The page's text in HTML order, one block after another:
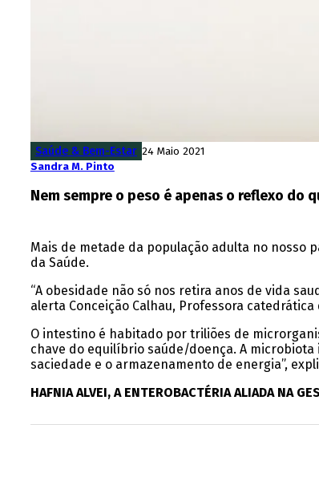
Saúde & Bem-Estar 24 Maio 2021
Sandra M. Pinto
Nem sempre o peso é apenas o reflexo do
Mais de metade da população adulta no nosso
da Saúde.
“A obesidade não só nos retira anos de vida
alerta Conceição Calhau, Professora catedrática
O intestino é habitado por triliões de
chave do equilíbrio saúde/doença. A
saciedade e o armazenamento de energia”,
HAFNIA ALVEI, A ENTEROBACTÉRIA ALIADA NA